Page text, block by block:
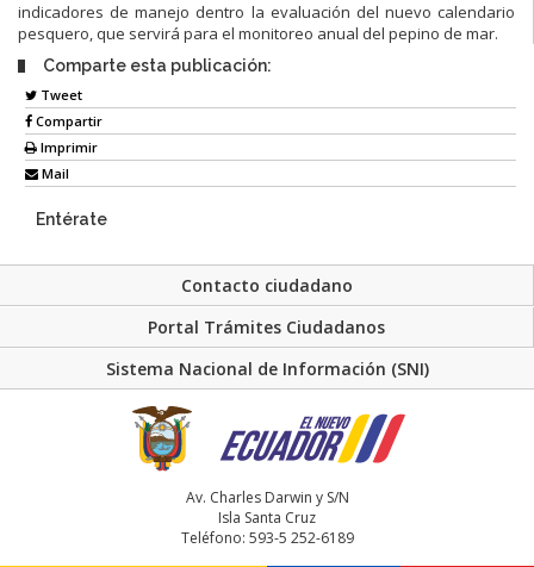
indicadores de manejo dentro la evaluación del nuevo calendario
pesquero, que servirá para el monitoreo anual del pepino de mar.
Comparte esta publicación:
Tweet
Compartir
Imprimir
Mail
Entérate
Contacto ciudadano
Portal Trámites Ciudadanos
Sistema Nacional de Información (SNI)
Av. Charles Darwin y S/N
Isla Santa Cruz
Teléfono: 593-5 252-6189